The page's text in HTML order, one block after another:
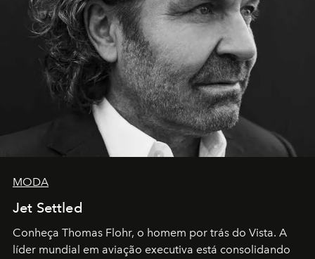
MODA
Jet Settled
Conheça Thomas Flohr, o homem por trás do Vista. A
líder mundial em aviação executiva está consolidando